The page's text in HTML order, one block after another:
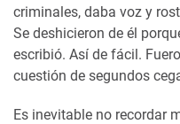
criminales, daba voz y
Se deshicieron de él
escribió. Así de fácil.
cuestión de segundos
Es inevitable no recordar